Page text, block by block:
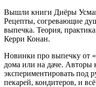
Вышли книги Диёры
Рецепты, согревающие
выпечка. Теория,
Керри Конан.
Новинки про выпечку от
дома или на даче. Авторы
экспериментировать под
пекарей, кондитеров, и